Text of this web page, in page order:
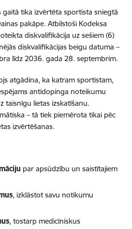
gaitā tika izvērtēta sportista sniegtā
pakāpe. Atbilstoši Kodeksa
diskvalifikācija uz sešiem (6)
diskvalifikācijas beigu datuma –
līdz 2036. gada 28. septembrim.
atgādina, ka katram sportistam,
antidopinga noteikumu
taisnīgu lietas izskatīšanu.
– tā tiek piemērota tikai pēc
izvērtēšanas.
par apsūdzību un saistītajiem
, izklāstot savu notikumu
, tostarp medicīniskus